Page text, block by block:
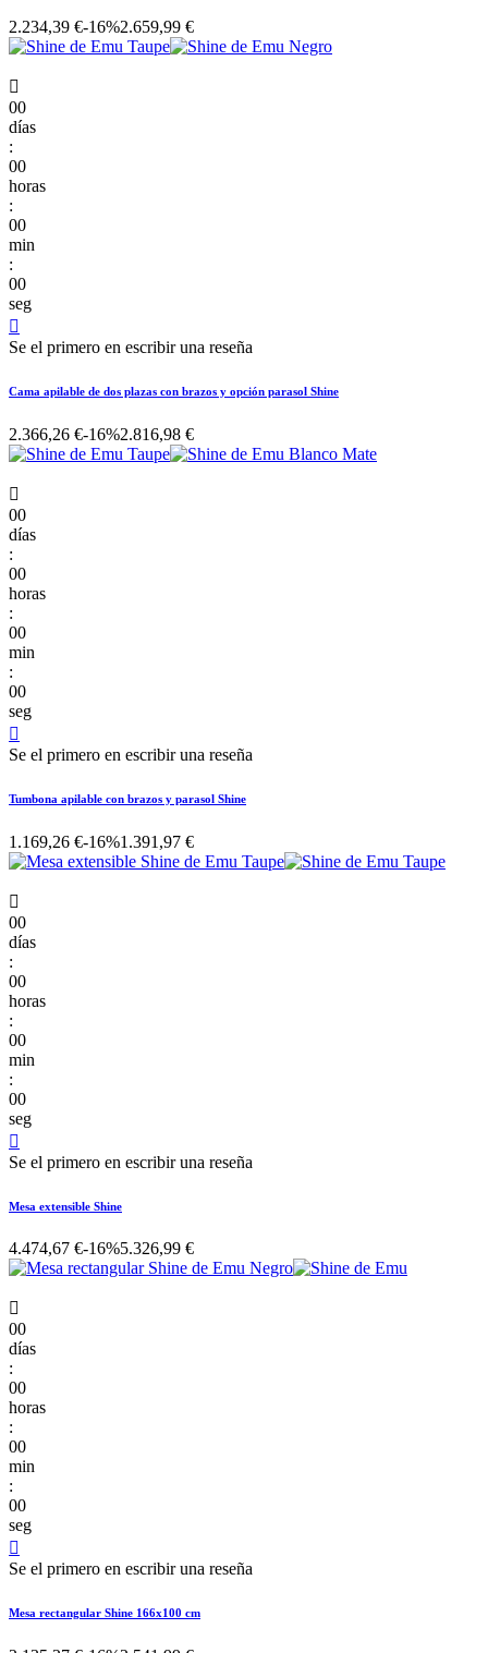
2.234,39 €-16%2.659,99 €

00
días
:
00
horas
:
00
min
:
00
seg

Se el primero en escribir una reseña
Cama apilable de dos plazas con brazos y opción parasol Shine
2.366,26 €-16%2.816,98 €

00
días
:
00
horas
:
00
min
:
00
seg

Se el primero en escribir una reseña
Tumbona apilable con brazos y parasol Shine
1.169,26 €-16%1.391,97 €

00
días
:
00
horas
:
00
min
:
00
seg

Se el primero en escribir una reseña
Mesa extensible Shine
4.474,67 €-16%5.326,99 €

00
días
:
00
horas
:
00
min
:
00
seg

Se el primero en escribir una reseña
Mesa rectangular Shine 166x100 cm